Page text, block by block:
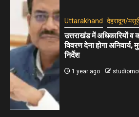
Uttarakhand देहरादून/
उत्तराखंड में अधिकारियों व
विवरण देना होगा
निर्देश
1 year ago